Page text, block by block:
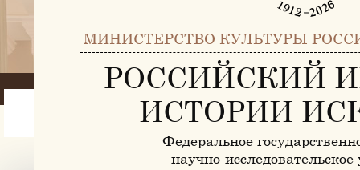
МИНИСТЕРСТВО КУЛЬТУРЫ
РОССИЙСКИЙ
ИСТОРИИ
Федеральное
научно-